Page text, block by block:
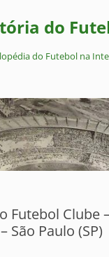
do
do Futebol na
Futebol Clube
São Paulo (SP)